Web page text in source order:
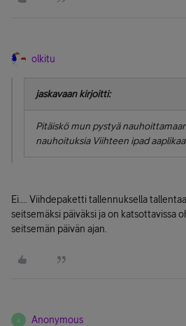
olkitu
jaskavaan kirjoitti:
Pitäiskö mun pystyä
nauhoituksia Viihteen ipad
Ei.... Viihdepaketti tallennuksella
seitsemäksi päiväksi ja on katsottavissa
seitsemän päivän ajan.
A Anonymous